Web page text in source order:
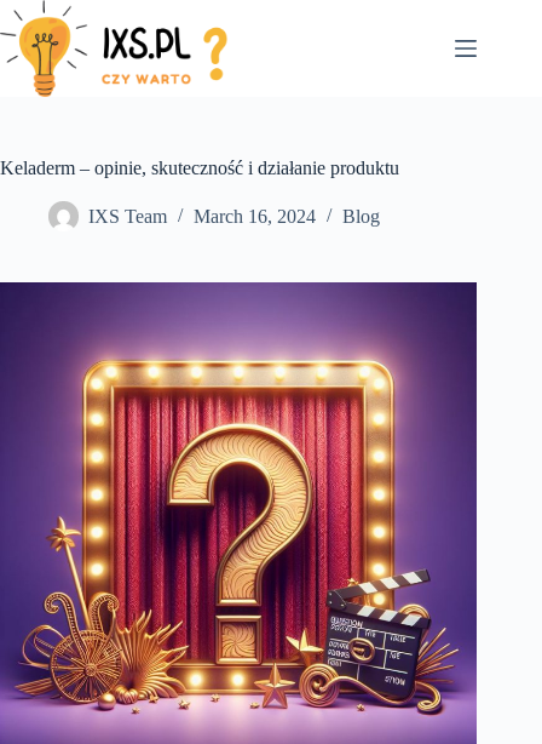
Skip
to
content
Keladerm – opinie, skuteczność i działanie produktu
IXS Team March 16, 2024 Blog